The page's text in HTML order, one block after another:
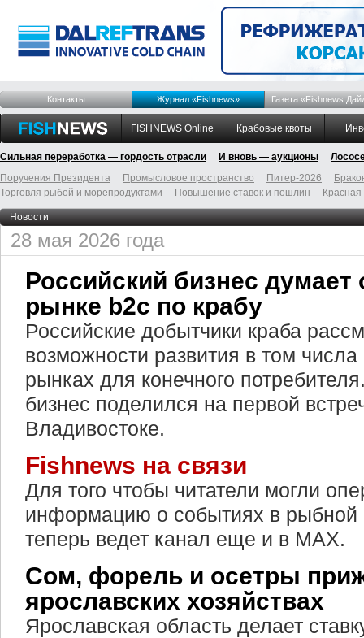
Контакты Журнал «Fishnews» Газета «Fishnews
FISHNEWS Online Крабовые квоты
Сильная переработка — гордость отрасли И вновь — аукционы
Поручения Президента
Промысловое пространство Питер-2026
Торговля рыбой и морепродуктами
Повышение ставок и пошлин
Новости
28 мая 2026 года
Российский бизнес думает
рынке b2c по крабу
Российские добытчики краба
возможности развития в том
рынках для конечного
бизнес поделился на первой
Владивостоке.
Fishnews на связи
Для того чтобы читатели могли
информацию о событиях в рыбной
теперь ведет канал еще и в MAX.
Сом, форель и осетры
ярославских хозяйствах
Ярославская область делает